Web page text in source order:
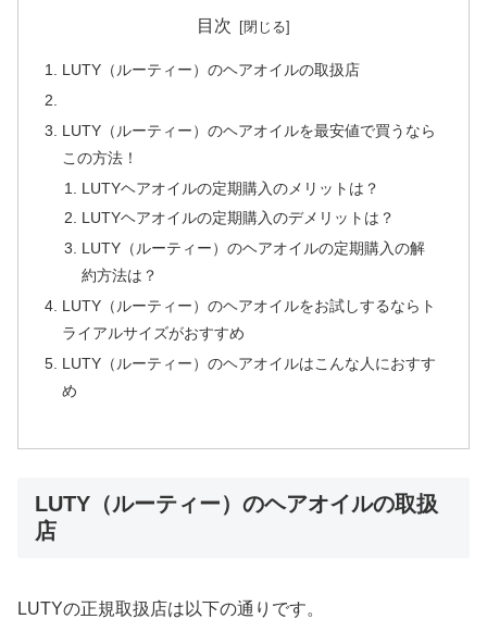
目次
LUTY（ルーティー）のヘアオイルの取扱店
LUTY（ルーティー）のヘアオイルを最安値で買うなら
この方法！
LUTYヘアオイルの定期購入のメリットは？
LUTYヘアオイルの定期購入のデメリットは？
LUTY（ルーティー）のヘアオイルの定期購入の解
約方法は？
LUTY（ルーティー）のヘアオイルをお試しするならト
ライアルサイズがおすすめ
LUTY（ルーティー）のヘアオイルはこんな人におすす
め
LUTY（ルーティー）のヘアオイルの取扱
店
LUTYの正規取扱店は以下の通りです。